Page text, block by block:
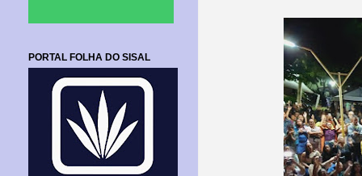
PORTAL FOLHA DO SISAL